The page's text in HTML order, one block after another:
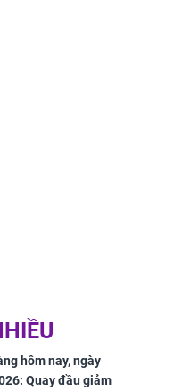
hôm nay, ngày
Quay đầu giảm